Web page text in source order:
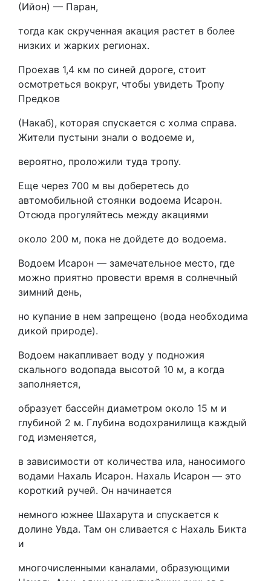
(Ийон) — Паран,
тогда как скрученная акация растет в более
низких и жарких регионах.
Проехав 1,4 км по синей дороге, стоит
осмотреться вокруг, чтобы увидеть Тропу
Предков
(Накаб), которая спускается с холма справа.
Жители пустыни знали о водоеме и,
вероятно, проложили туда тропу.
Еще через 700 м вы доберетесь до
автомобильной стоянки водоема Исарон.
Отсюда прогуляйтесь между акациями
около 200 м, пока не дойдете до водоема.
Водоем Исарон — замечательное место, где
можно приятно провести время в солнечный
зимний день,
но купание в нем запрещено (вода необходима
дикой природе).
Водоем накапливает воду у подножия
скального водопада высотой 10 м, а когда
заполняется,
образует бассейн диаметром около 15 м и
глубиной 2 м. Глубина водохранилища каждый
год изменяется,
в зависимости от количества ила, наносимого
водами Нахаль Исарон. Нахаль Исарон — это
короткий ручей. Он начинается
немного южнее Шахарута и спускается к
долине Увда. Там он сливается с Нахаль Бикта
и
многочисленными каналами, образующими